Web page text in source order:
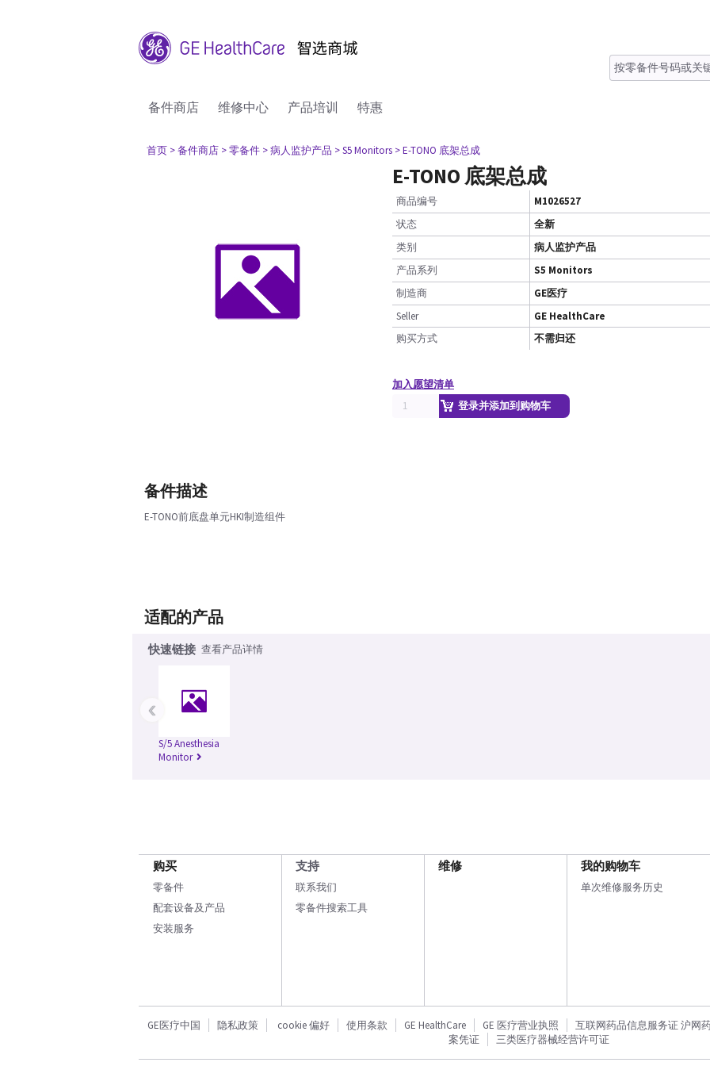
备件商店 维修中心 产品培训 特惠
首页 > 备件商店 > 零备件 > 病人监护产品 > S5 Monitors > E-TONO 底架总成
E-TONO 底架总成
商品编号
M1026527
状态
全新
类别
病人监护产品
产品系列
S5 Monitors
制造商
GE医疗
Seller
GE HealthCare
购买方式
不需归还
加入愿望清单
登录并添加到购物车
备件描述
E-TONO前底盘单元HKI制造组件
适配的产品
快速链接 查看产品详情
S/5 Anesthesia
Monitor
‹
购买
零备件
配套设备及产品
安装服务
支持
联系我们
零备件搜索工具
维修 我的购物车
单次维修服务历史
GE医疗中国 隐私政策 cookie 偏好 使用条款 GE HealthCare GE 医疗营业执照
互联网药品信息服务证 沪网
案凭证
三类医疗器械经营许可证